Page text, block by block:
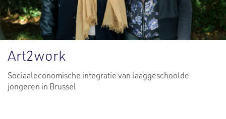
Art2work
Sociaaleconomische integratie van laaggeschoolde
jongeren in Brussel